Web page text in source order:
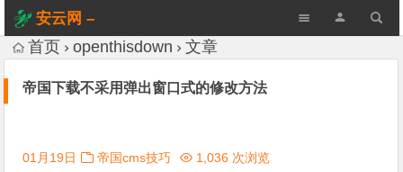
安云网 –
AnYun.ORG
首页 openthisdown 文章
帝国下载不采用弹出窗口式的修改方法
01月19日 帝国cms技巧 1,036 次浏览